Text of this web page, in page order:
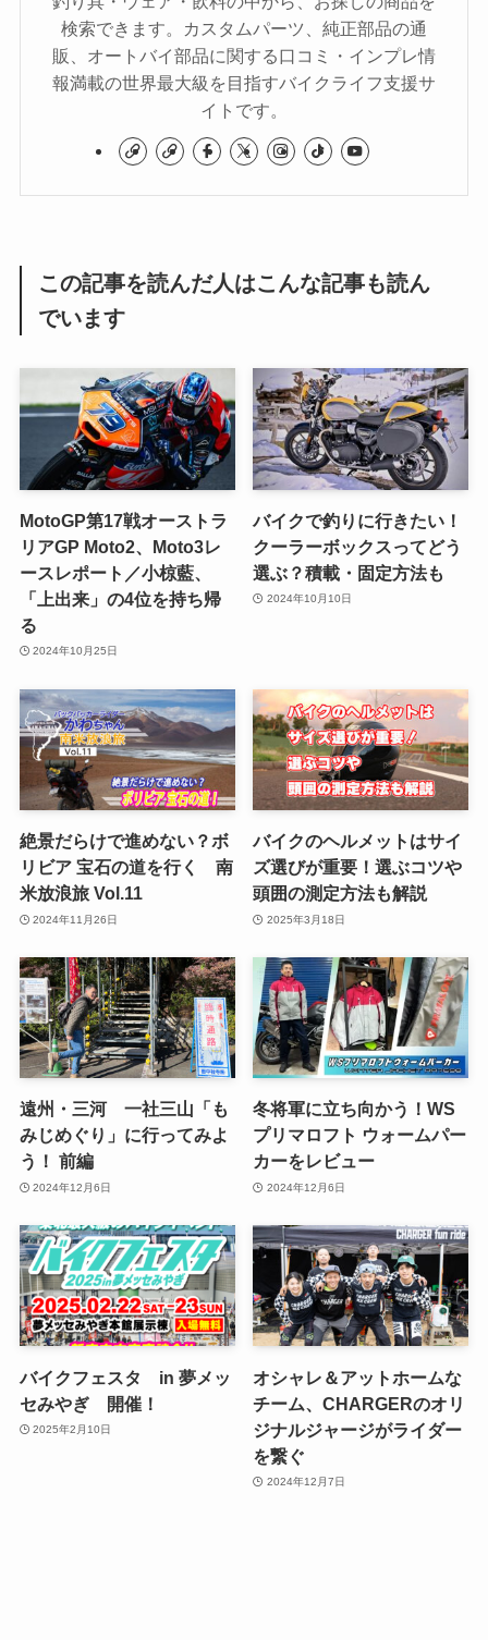
検索できます。カスタムパーツ、純正部品の通
販、オートバイ部品に関する口コミ・インプレ情
報満載の世界最大級を目指すバイクライフ支援サ
イトです。
この記事を読んだ人はこんな記事も読ん
でいます
MotoGP第17戦オーストラ
リアGP Moto2、Moto3レ
ースレポート／小椋藍、
「上出来」の4位を持ち帰
る
2024年10月25日
バイクで釣りに行きたい！
クーラーボックスってどう
選ぶ？積載・固定方法も
2024年10月10日
絶景だらけで進めない？ボ
リビア 宝石の道を行く 南
米放浪旅 Vol.11
2024年11月26日
バイクのヘルメットはサイ
ズ選びが重要！選ぶコツや
頭囲の測定方法も解説
2025年3月18日
遠州・三河 一社三山「も
みじめぐり」に行ってみよ
う！ 前編
2024年12月6日
冬将軍に立ち向かう！WS
プリマロフト ウォームパー
カーをレビュー
2024年12月6日
バイクフェスタ in 夢メッ
セみやぎ 開催！
2025年2月10日
オシャレ＆アットホームな
チーム、CHARGERのオリ
ジナルジャージがライダー
を繋ぐ
2024年12月7日